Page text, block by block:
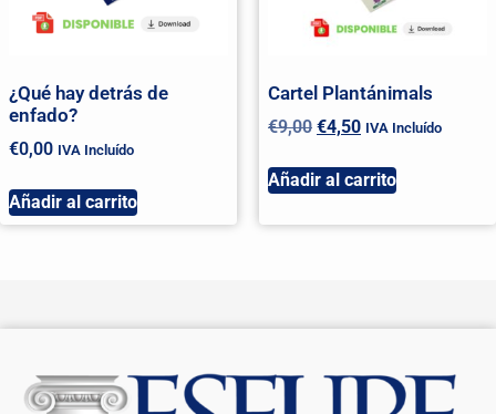
¿Qué hay detrás de
enfado?
€0,00 IVA Incluído
Añadir al carrito
Cartel Plantánimals
€9,00 €4,50 IVA Incluído
Añadir al carrito